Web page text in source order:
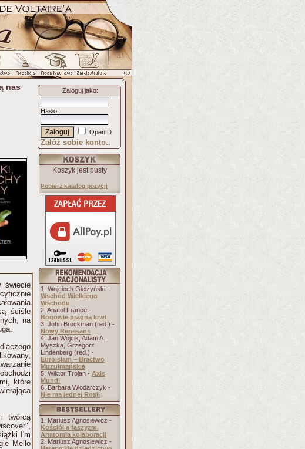
nas
świecie
ściśle
na
które
twórcą
I'm
Mello
Zaloguj jako:
Hasło:
OpenID
Załóż sobie konto..
Koszyk jest pusty
Pobierz katalog pozycji
1. Wojciech Giełżyński -
Wschód Wielkiego
Wschodu
2. Anatol France -
Bogowie pragną krwi
3. John Brockman (red.) -
Nowy Renesans
4. Jan Wójcik, Adam A.
Myszka, Grzegorz
Lindenberg (red.) -
Euroislam – Bractwo
Muzułmańskie
5. Wiktor Trojan - Axis
Mundi
6. Barbara Włodarczyk -
Nie ma jednej Rosji
1. Mariusz Agnosiewicz -
Kościół a faszyzm.
Anatomia kolaboracji
2. Mariusz Agnosiewicz -